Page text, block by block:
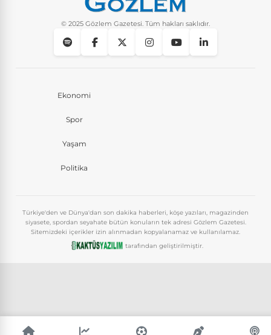
© 2025 Gözlem Gazetesi. Tüm hakları saklıdır.
Ekonomi
Spor
Yaşam
Politika
Türkiye'den ve Dünya'dan son dakika haberleri, köşe yazıları, magazinden
siyasete, spordan seyahate bütün konuların tek adresi Gözlem Gazetesi.
Sitemizdeki içerikler izin alınmadan kopyalanamaz ve kullanılamaz.
tarafından geliştirilmiştir.